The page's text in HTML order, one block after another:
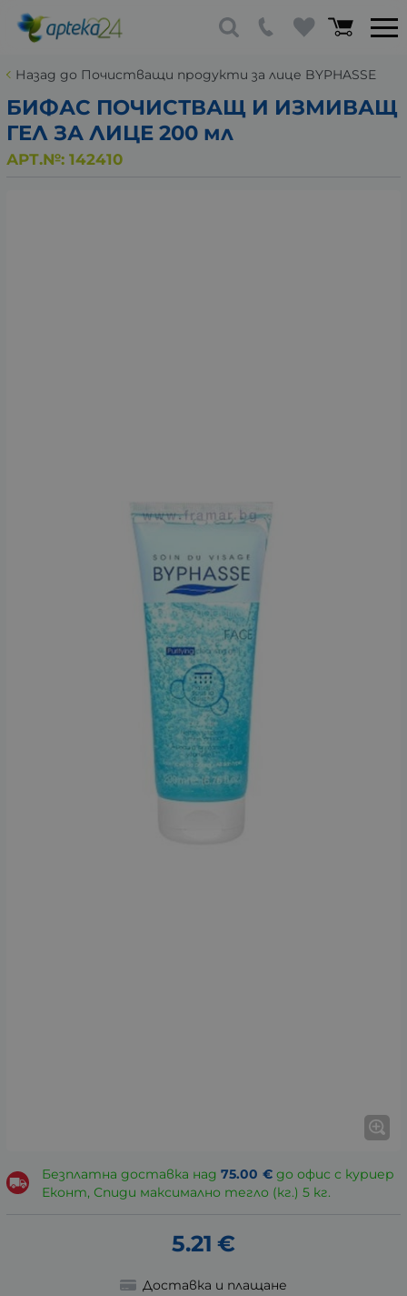
Назад до Почистващи продукти за лице BYPHASSE
БИФАС ПОЧИСТВАЩ И ИЗМИВАЩ
ГЕЛ ЗА ЛИЦЕ 200 мл
АРТ.№: 142410
Безплатна доставка над 75.00 €до офис с куриер
Еконт, Спиди максимално тегло (кг.) 5 кг.
5.21 €
Доставка и плащане